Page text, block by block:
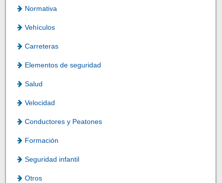
Normativa
Vehículos
Carreteras
Elementos de seguridad
Salud
Velocidad
Conductores y Peatones
Formación
Seguridad infantil
Otros